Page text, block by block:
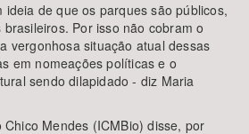
ideia de que os parques são públicos,
Por isso não cobram o
vergonhosa situação atual dessas
em nomeações políticas e o
sendo dilapidado - diz Maria
Mendes (ICMBio) disse, por